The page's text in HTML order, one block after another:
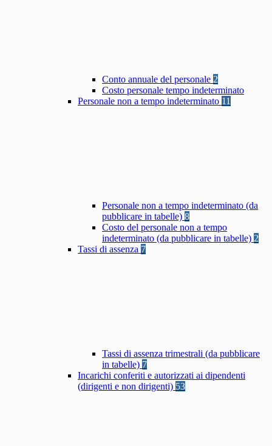
Conto annuale del personale 2
Costo personale tempo indeterminato
Personale non a tempo indeterminato 11
Personale non a tempo indeterminato (da
pubblicare in tabelle) 8
Costo del personale non a tempo
indeterminato (da pubblicare in tabelle) 2
Tassi di assenza 7
Tassi di assenza trimestrali (da pubblicare
in tabelle) 7
Incarichi conferiti e autorizzati ai dipendenti
(dirigenti e non dirigenti) 53